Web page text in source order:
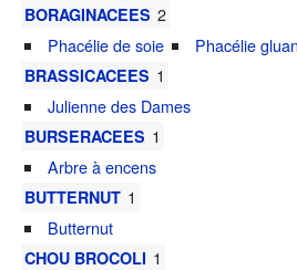
BORAGINACEES 2
Phacélie de soie
Phacélie
BRASSICACEES 1
Julienne des Dames
BURSERACEES 1
Arbre à encens
BUTTERNUT 1
Butternut
CHOU BROCOLI 1